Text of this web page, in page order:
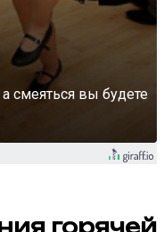
смеяться вы будете
горячей